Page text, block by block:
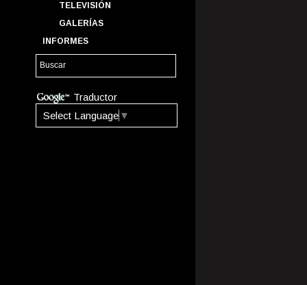
TELEVISIÓN
GALERÍAS
INFORMES
Traductor
Select Language ▼